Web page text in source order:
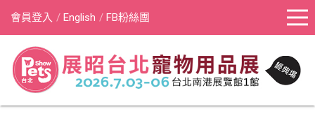
會員登入 English FB粉絲團